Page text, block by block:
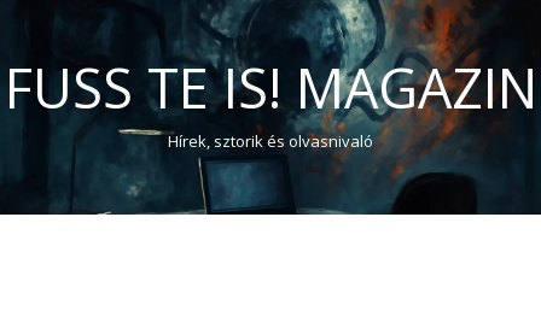
FUSS TE IS! MAGAZIN
Hírek, sztorik és olvasnivaló